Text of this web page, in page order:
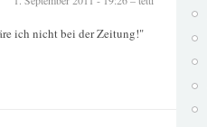
ich nicht bei der Zeitung!"